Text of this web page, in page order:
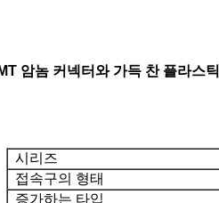
암놈 커넥터와 가득 찬 플라스틱
시리즈
접속구의 형태
증가하는 타입